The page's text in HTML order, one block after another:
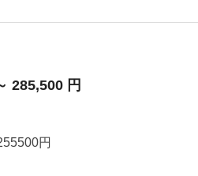
285,500 円
円